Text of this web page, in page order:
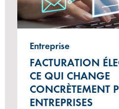
Entreprise
FACTURATION
CE QUI CHANGE
CONCRÈTEMENT
ENTREPRISES